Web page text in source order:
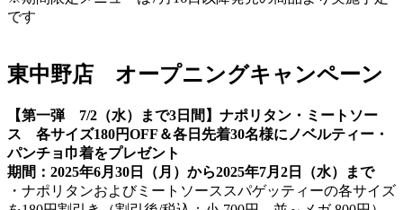
です
東中野店 オープニングキャンペーン
【第一弾 7/2（水）まで3日間】ナポリタン・ミートソー
ス 各サイズ180円OFF＆各日先着30名様にノベルティー・
パンチョ巾着をプレゼント
期間：2025年6月30日（月）から2025年7月2日（水）まで
・ナポリタンおよびミートソーススパゲッティーの各サイズ